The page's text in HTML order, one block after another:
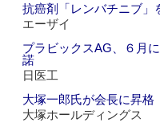
抗癌剤「レンバチニブ」
エーザイ
プラビックスAG、６月
諾
日医工
大塚一郎氏が会長に昇格
大塚ホールディングス